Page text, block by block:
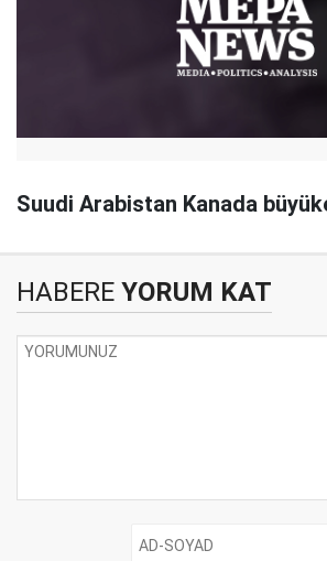
Suudi Arabistan Kanada
HABERE YORUM KAT